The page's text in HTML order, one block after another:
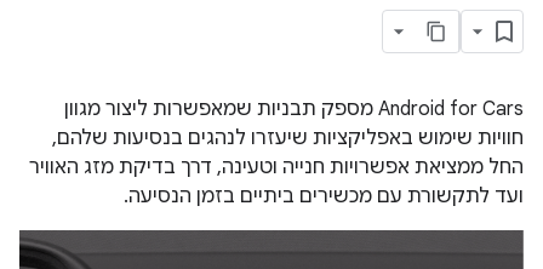
‫Android for Cars מספק תבניות שמאפשרות ליצור מגוון
חוויות שימוש באפליקציות שיעזרו לנהגים בנסיעות שלהם,
החל ממציאת אפשרויות חנייה וטעינה, דרך בדיקת מזג האוויר
ועד לתקשורת עם מכשירים ביתיים בזמן הנסיעה.